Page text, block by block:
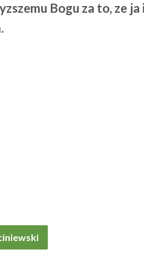
Bogu za to, ze